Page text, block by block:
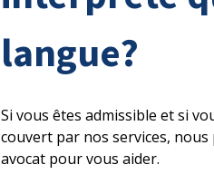
langue?
Si vous êtes admissible et si
couvert par nos services,
avocat pour vous aider.